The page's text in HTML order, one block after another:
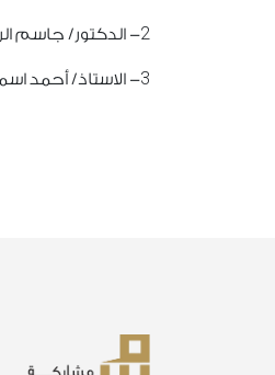
2- الدكتور/ جاسم
3- الاستاذ/ أحمد